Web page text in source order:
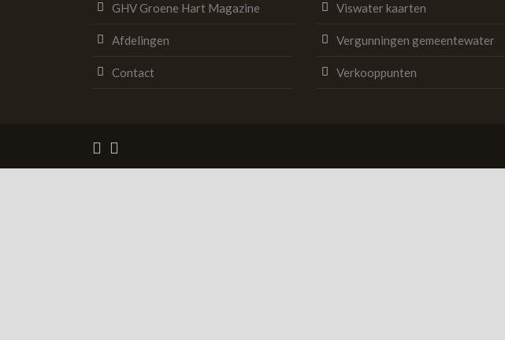
GHV Groene Hart Magazine
Afdelingen
Contact
Viswater kaarten
Vergunningen gemeentewater
Verkooppunten